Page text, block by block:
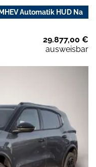
Automatik HUD Na
29.877,00 €
ausweisbar